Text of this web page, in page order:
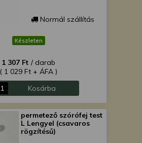
Normál szállítás
Készleten
1 307 Ft / darab
( 1 029 Ft + ÁFA )
Kosárba
permetező szórófej test
L Lengyel (csavaros
rögzítésű)